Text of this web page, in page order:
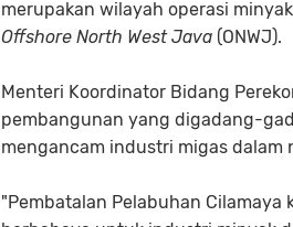
merupakan wilayah operasi
Offshore North West Java (ONWJ).
Menteri Koordinator Bidang
pembangunan yang digadang-
mengancam industri migas dalam
"Pembatalan Pelabuhan